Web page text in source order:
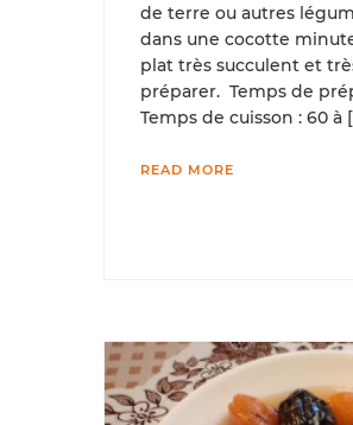
de terre ou autres
dans une cocotte
plat très succulent et
préparer. Temps de
Temps de cuisson : 60 à
READ MORE